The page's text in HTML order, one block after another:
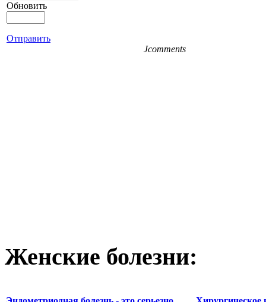
Обновить
Отправить
Jcomments
Женские болезни: